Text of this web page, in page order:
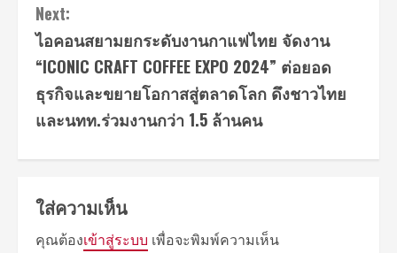
Next:
ไอคอนสยามยกระดับงานกาแฟไทย จัดงาน
“ICONIC CRAFT COFFEE EXPO 2024” ต่อยอด
ธุรกิจและขยายโอกาสสู่ตลาดโลก ดึงชาวไทย
และนทท.ร่วมงานกว่า 1.5 ล้านคน
ใส่ความเห็น
คุณต้องเข้าสู่ระบบ เพื่อจะพิมพ์ความเห็น